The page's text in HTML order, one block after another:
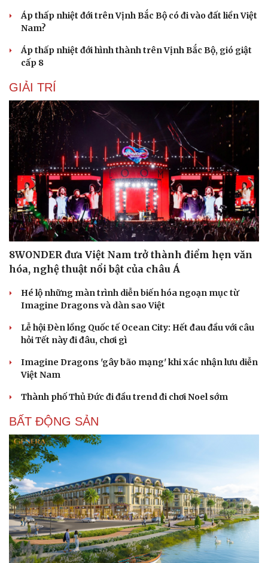
Cải chính
Áp thấp nhiệt đới trên Vịnh Bắc Bộ có đi vào đất liền Việt
Nam?
Áp thấp nhiệt đới hình thành trên Vịnh Bắc Bộ, gió giật
cấp 8
GIẢI TRÍ
8WONDER đưa Việt Nam trở thành điểm hẹn văn
hóa, nghệ thuật nổi bật của châu Á
Hé lộ những màn trình diễn biến hóa ngoạn mục từ
Imagine Dragons và dàn sao Việt
Lễ hội Đèn lồng Quốc tế Ocean City: Hết đau đầu với câu
hỏi Tết này đi đâu, chơi gì
Imagine Dragons 'gây bão mạng' khi xác nhận lưu diễn
Việt Nam
Thành phố Thủ Đức đi đầu trend đi chơi Noel sớm
BẤT ĐỘNG SẢN